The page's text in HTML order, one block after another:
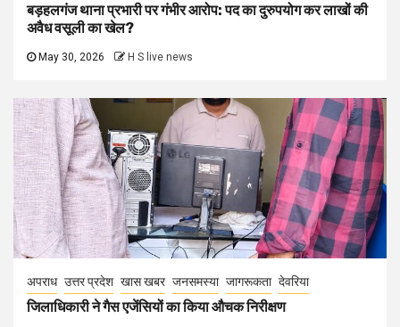
बड़हलगंज थाना प्रभारी पर गंभीर आरोप: पद का दुरुपयोग कर लाखों की
अवैध वसूली का खेल?
May 30, 2026 H S live news
अपराध उत्तर प्रदेश खास खबर जनसमस्या जागरूकता देवरिया
जिलाधिकारी ने गैस एजेंसियों का किया औचक निरीक्षण